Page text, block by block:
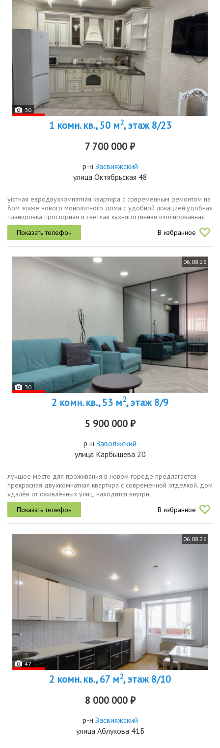
30
1 комн. кв., 50 м2, этаж 8/23
7 700 000 ₽
р-н Засвияжский
улица Октябрьская 48
уютная евродвухкомнатная квартира с современным ремонтом на
8ом этаже нового монолитного дома с удобной локацией.удобная
планировка просторная и светлая кухнягостинная изолированная
спальная большая гардеробная с зоной постирочной красивый
балкон с...
В избранное
06.08.26
30
2 комн. кв., 53 м2, этаж 8/9
5 900 000 ₽
р-н Заволжский
улица Карбышева 20
лучшее место для проживания в новом городе предлагается
прекрасная двухкомнатная квартира с современной отделкой. дом
удалён от оживлённых улиц, находится внутри
микрорайона.квартира не угловая и не торцевая.средний этаж.
стеклопакеты. большой...
В избранное
06.08.26
47
2 комн. кв., 67 м2, этаж 8/10
8 000 000 ₽
р-н Засвияжский
улица Аблукова 41Б